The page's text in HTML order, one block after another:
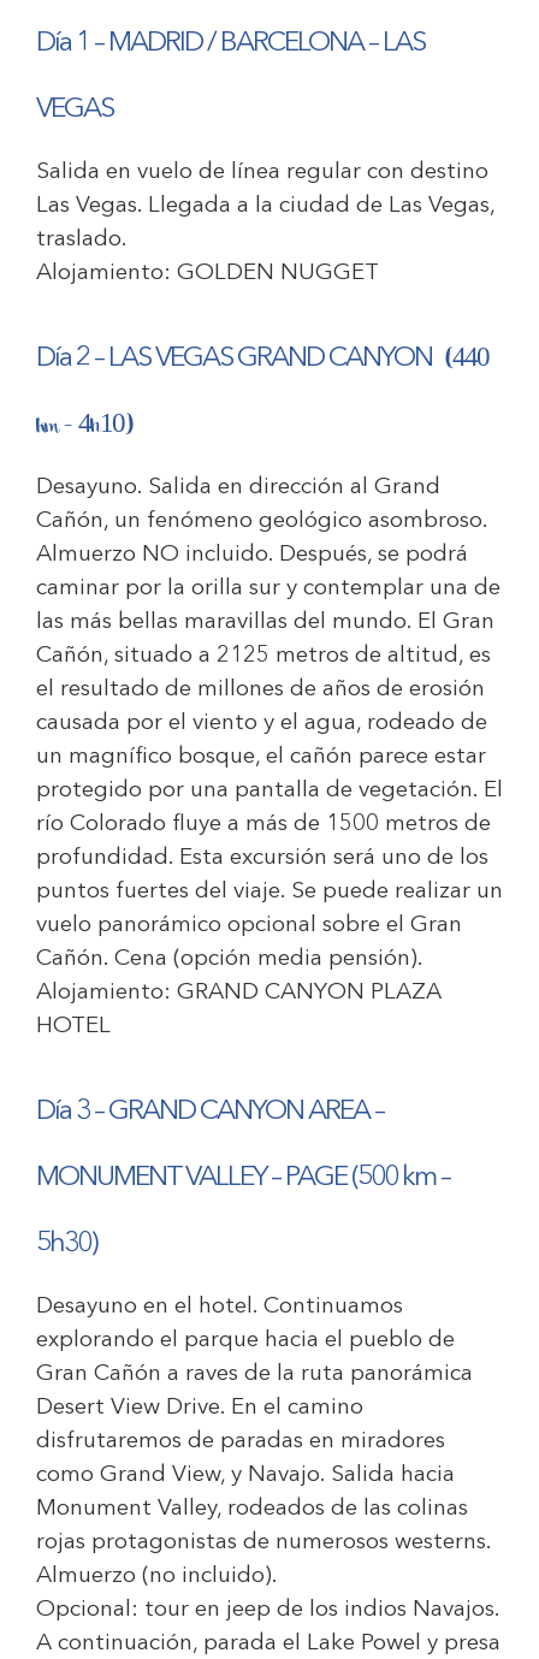
Día 1 – MADRID / BARCELONA – LAS
VEGAS
Salida en vuelo de línea regular con destino
Las Vegas. Llegada a la ciudad de Las Vegas,
traslado.
Alojamiento: GOLDEN NUGGET
Día 2 – LAS VEGAS GRAND CANYON (440
km – 4h10)
Desayuno. Salida en dirección al Grand
Cañón, un fenómeno geológico asombroso.
Almuerzo NO incluido. Después, se podrá
caminar por la orilla sur y contemplar una de
las más bellas maravillas del mundo. El Gran
Cañón, situado a 2125 metros de altitud, es
el resultado de millones de años de erosión
causada por el viento y el agua, rodeado de
un magnífico bosque, el cañón parece estar
protegido por una pantalla de vegetación. El
río Colorado fluye a más de 1500 metros de
profundidad. Esta excursión será uno de los
puntos fuertes del viaje. Se puede realizar un
vuelo panorámico opcional sobre el Gran
Cañón. Cena (opción media pensión).
Alojamiento: GRAND CANYON PLAZA
HOTEL
Día 3 –GRAND CANYON AREA –
MONUMENT VALLEY – PAGE (500 km –
5h30)
Desayuno en el hotel. Continuamos
explorando el parque hacia el pueblo de
Gran Cañón a raves de la ruta panorámica
Desert View Drive. En el camino
disfrutaremos de paradas en miradores
como Grand View, y Navajo. Salida hacia
Monument Valley, rodeados de las colinas
rojas protagonistas de numerosos westerns.
Almuerzo (no incluido).
Opcional: tour en jeep de los indios Navajos.
A continuación, parada el Lake Powel y presa